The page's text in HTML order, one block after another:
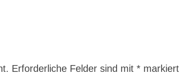
Erforderliche Felder sind mit* markiert